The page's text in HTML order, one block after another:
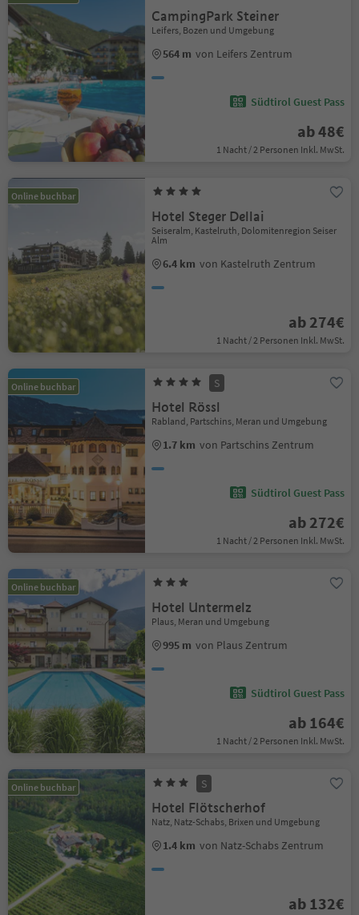
CampingPark Steiner
Leifers, Bozen und Umgebung
564 m von Leifers Zentrum
Südtirol Guest Pass
ab 48€
1 Nacht / 2 Personen Inkl. MwSt.
Online buchbar
Hotel Steger Dellai
Seiseralm, Kastelruth, Dolomitenregion Seiser
Alm
6.4 km von Kastelruth Zentrum
ab 274€
1 Nacht / 2 Personen Inkl. MwSt.
Online buchbar S
Hotel Rössl
Rabland, Partschins, Meran und Umgebung
1.7 km von Partschins Zentrum
Südtirol Guest Pass
ab 272€
1 Nacht / 2 Personen Inkl. MwSt.
Online buchbar
Hotel Untermelz
Plaus, Meran und Umgebung
995 m von Plaus Zentrum
Südtirol Guest Pass
ab 164€
1 Nacht / 2 Personen Inkl. MwSt.
Online buchbar S
Hotel Flötscherhof
Natz, Natz-Schabs, Brixen und Umgebung
1.4 km von Natz-Schabs Zentrum
ab 132€